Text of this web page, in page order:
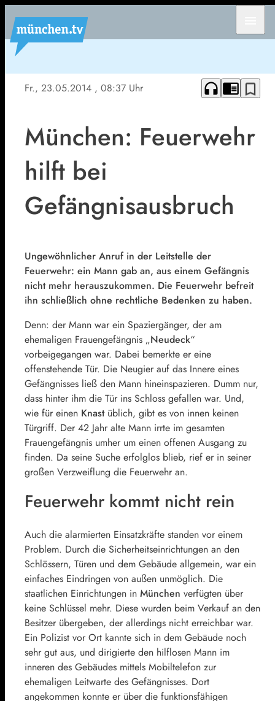
Fr., 23.05.2014 , 08:37 Uhr headphones chrome_reader_mode bookmark_border
München: Feuerwehr
hilft bei
Gefängnisausbruch
Ungewöhnlicher Anruf in der Leitstelle der
Feuerwehr: ein Mann gab an, aus einem Gefängnis
nicht mehr herauszukommen. Die Feuerwehr befreit
ihn schließlich ohne rechtliche Bedenken zu haben.
Denn: der Mann war ein Spaziergänger, der am
ehemaligen Frauengefängnis „Neudeck“
vorbeigegangen war. Dabei bemerkte er eine
offenstehende Tür. Die Neugier auf das Innere eines
Gefängnisses ließ den Mann hineinspazieren. Dumm nur,
dass hinter ihm die Tür ins Schloss gefallen war. Und,
wie für einen Knastüblich, gibt es von innen keinen
Türgriff. Der 42 Jahr alte Mann irrte im gesamten
Frauengefängnis umher um einen offenen Ausgang zu
finden. Da seine Suche erfolglos blieb, rief er in seiner
großen Verzweiflung die Feuerwehr an.
Feuerwehr kommt nicht rein
Auch die alarmierten Einsatzkräfte standen vor einem
Problem. Durch die Sicherheitseinrichtungen an den
Schlössern, Türen und dem Gebäude allgemein, war ein
einfaches Eindringen von außen unmöglich. Die
staatlichen Einrichtungen in München verfügten über
keine Schlüssel mehr. Diese wurden beim Verkauf an den
Besitzer übergeben, der allerdings nicht erreichbar war.
Ein Polizist vor Ort kannte sich in dem Gebäude noch
sehr gut aus, und dirigierte den hilflosen Mann im
inneren des Gebäudes mittels Mobiltelefon zur
ehemaligen Leitwarte des Gefängnisses. Dort
angekommen konnte er über die funktionsfähigen